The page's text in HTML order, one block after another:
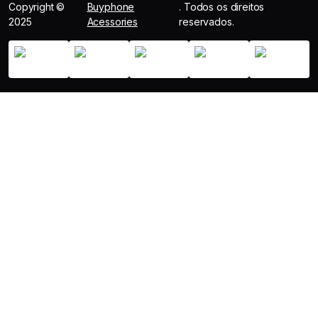
Copyright ©
2025
Buyphone
Acessories
. Todos os direitos
reservados.